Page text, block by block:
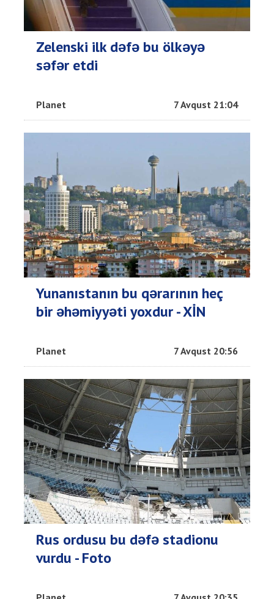
Zelenski ilk dəfə bu ölkəyə
səfər etdi
Planet 7 Avqust 21:04
Yunanıstanın bu qərarının heç
bir əhəmiyyəti yoxdur - XİN
Planet 7 Avqust 20:56
Rus ordusu bu dəfə stadionu
vurdu - Foto